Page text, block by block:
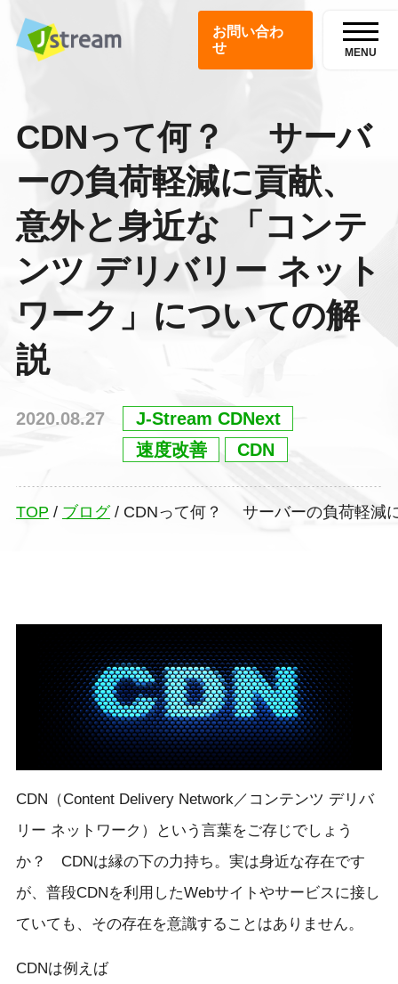
お問い合わ
せ
MENU
CDNって何？ サーバ
ーの負荷軽減に貢献、
意外と身近な 「コンテ
ンツ デリバリー ネット
ワーク」についての解
説
2020.08.27
J-Stream CDNext
速度改善
CDN
TOP / ブログ/ CDNって何？ サーバーの負荷軽減
CDN（Content Delivery Network／コンテンツ デリバ
リー ネットワーク）という言葉をご存じでしょう
か？ CDNは縁の下の力持ち。実は身近な存在です
が、普段CDNを利用したWebサイトやサービスに接し
ていても、その存在を意識することはありません。
CDNは例えば